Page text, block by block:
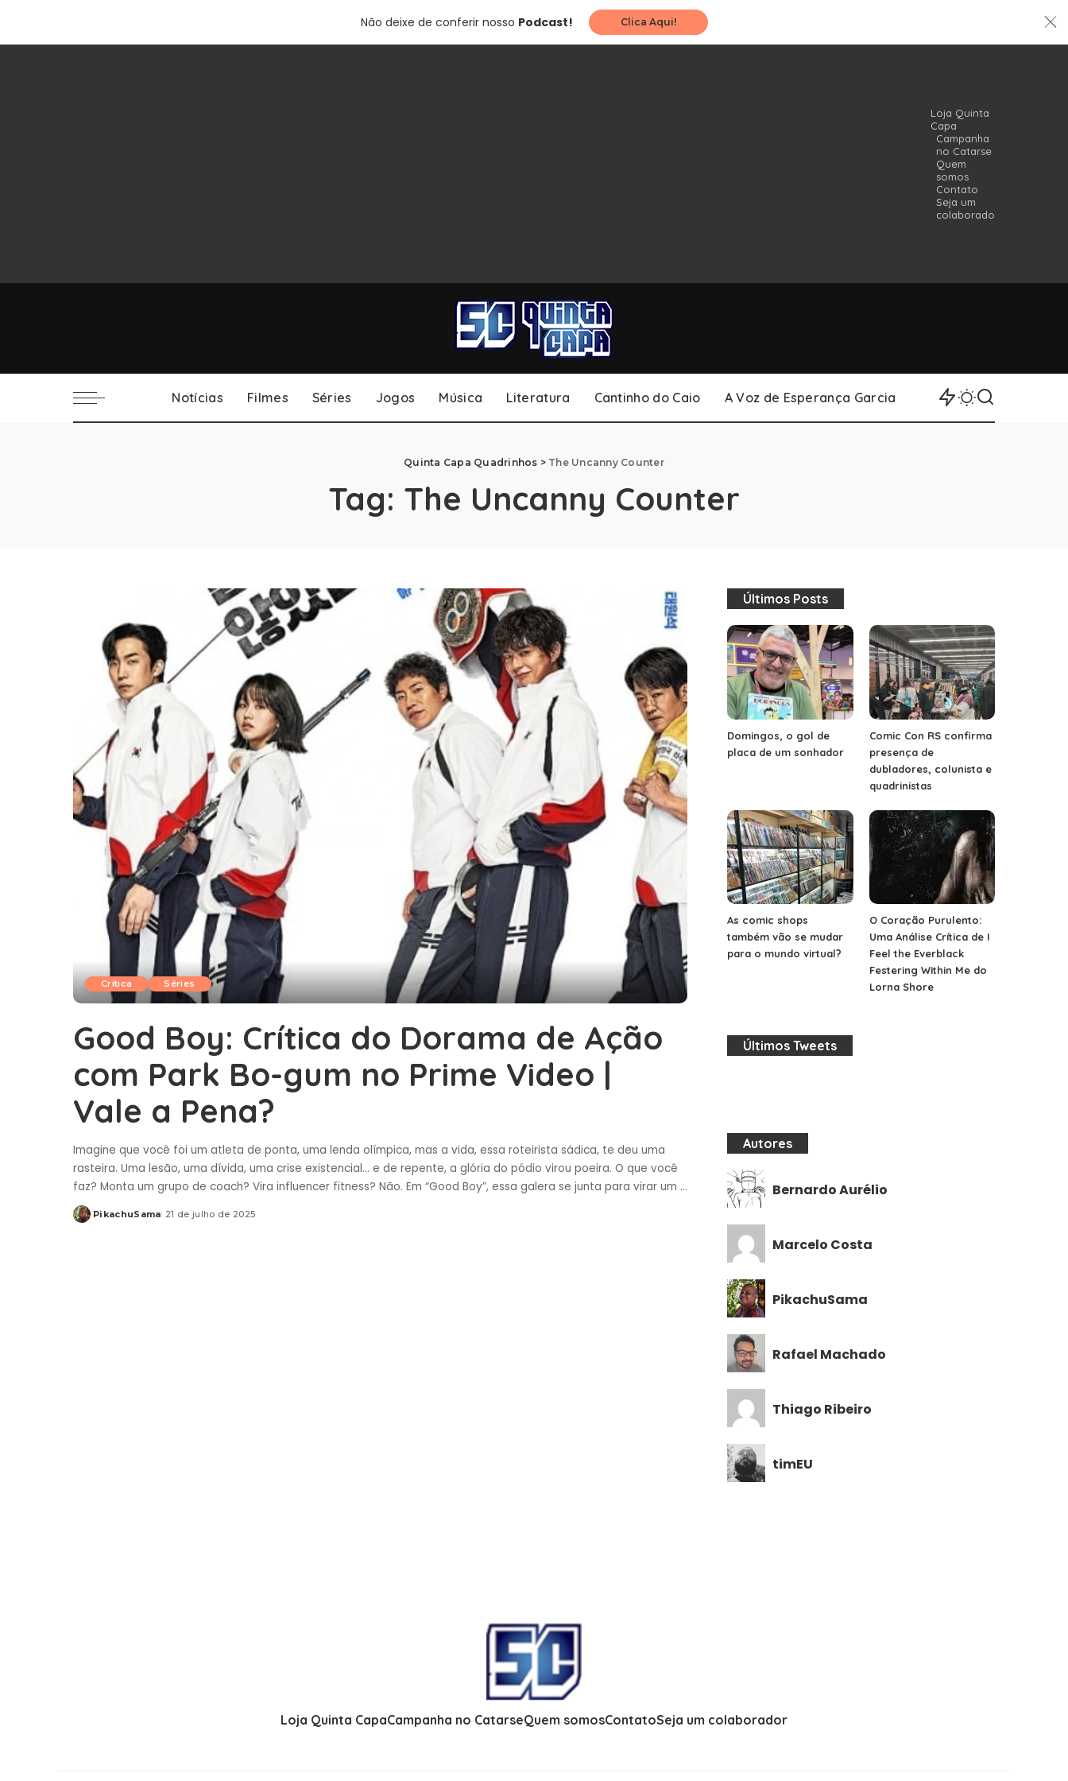
Não deixe de conferir nosso Podcast! Clica Aqui!
Loja Quinta
Capa
Campanha
no Catarse
Quem
somos
Contato
Seja um
colaborador
Notícias Filmes Séries Jogos Música Literatura Cantinho do Caio A Voz de Esperança Garcia
Quinta Capa Quadrinhos > The Uncanny Counter
Tag: The Uncanny Counter
Crítica Séries
Good Boy: Crítica do Dorama de Ação
com Park Bo-gum no Prime Video |
Vale a Pena?
Imagine que você foi um atleta de ponta, uma lenda olímpica, mas a vida, essa roteirista sádica, te deu uma
rasteira. Uma lesão, uma dívida, uma crise existencial… e de repente, a glória do pódio virou poeira. O que você
faz? Monta um grupo de coach? Vira influencer fitness? Não. Em “Good Boy”, essa galera se junta para virar um ...
Posted
PikachuSama 21 de julho de 2025
Últimos Posts
Domingos, o gol de
placa de um sonhador
Comic Con RS confirma
presença de
dubladores, colunista e
quadrinistas
As comic shops
também vão se mudar
para o mundo virtual?
O Coração Purulento:
Uma Análise Crítica de I
Feel the Everblack
Festering Within Me do
Lorna Shore
Últimos Tweets
Autores
Bernardo Aurélio
Marcelo Costa
PikachuSama
Rafael Machado
Thiago Ribeiro
timEU
Loja Quinta CapaCampanha no CatarseQuem somosContatoSeja um colaborador